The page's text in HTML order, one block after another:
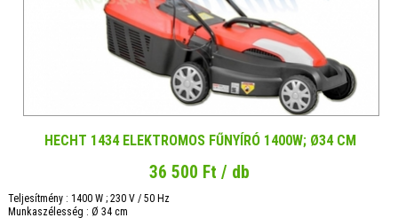
HECHT 1434 ELEKTROMOS FŰNYÍRÓ 1400W; Ø34 CM
36 500 Ft / db
Teljesítmény : 1400 W ; 230 V / 50 Hz
Munkaszélesség : Ø 34 cm